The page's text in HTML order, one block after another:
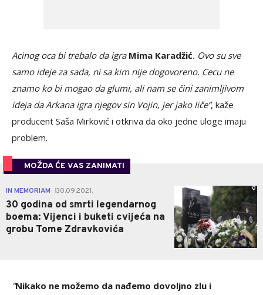
Acinog oca bi trebalo da igra Mima Karadžić. Ovo su sve
samo ideje za sada, ni sa kim nije dogovoreno. Cecu ne
znamo ko bi mogao da glumi, ali nam se čini zanimljivom
ideja da Arkana igra njegov sin Vojin, jer jako liče”, kaže
producent Saša Mirković i otkriva da oko jedne uloge imaju
problem.
MOŽDA ĆE VAS ZANIMATI
IN MEMORIAM 30.09.2021.
30 godina od smrti legendarnog
boema: Vijenci i buketi cvijeća na
grobu Tome Zdravkovića
0
"Nikako ne možemo da nađemo dovoljno zlu i